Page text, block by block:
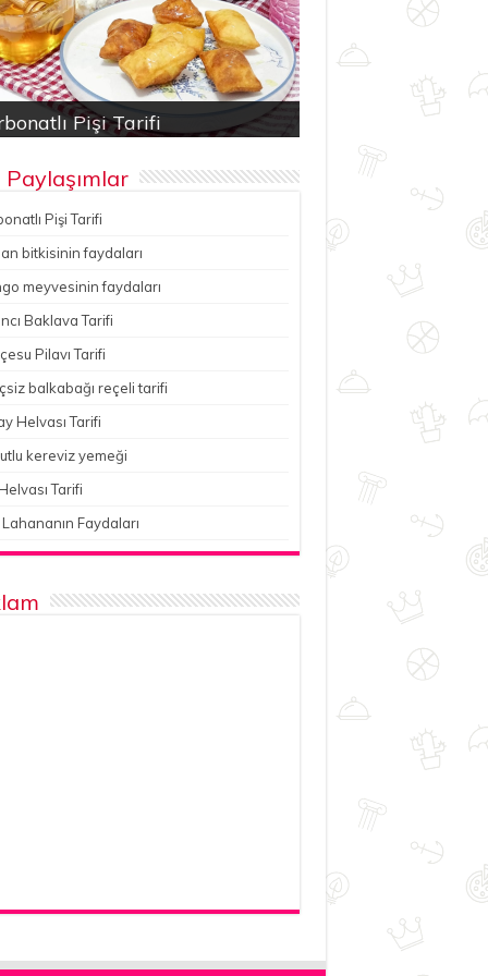
Pişi Tarifi
bitkisinin faydaları
Baklava Tarifi
Pilavı Tarifi
kereviz yemeği
Paylaşımlar
Pişi Tarifi
bitkisinin faydaları
meyvesinin faydaları
Baklava Tarifi
Pilavı Tarifi
balkabağı reçeli tarifi
Helvası Tarifi
kereviz yemeği
Tarifi
Faydaları